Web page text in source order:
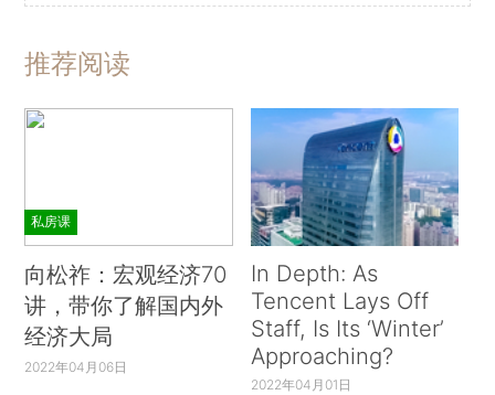
推荐阅读
私房课
向松祚：宏观经济70
讲，带你了解国内外
经济大局
2022年04月06日
In Depth: As
Tencent Lays Off
Staff, Is Its ‘Winter’
Approaching?
2022年04月01日